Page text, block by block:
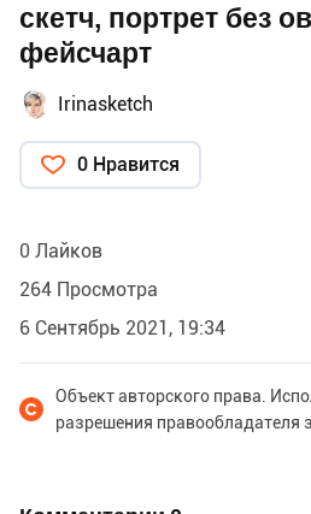
скетч, портрет без
фейсчарт
Irinasketch
0 Нравится
0 Лайков
264 Просмотра
6 Сентябрь 2021, 19:34
Объект авторского права.
разрешения правообладателя